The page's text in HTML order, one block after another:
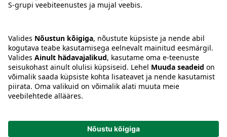
Keel:ETENRU